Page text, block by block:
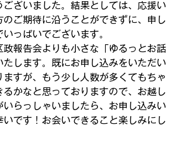
ございました。結果としては、応援い
のご期待に沿うことができずに、申し
っぱいでございます。
政報告会よりも小さな「ゆるっとお話
たします。既にお申し込みをいただい
ますが、もう少し人数が多くてもちゃ
るかなと思っておりますので、お越し
いらっしゃいましたら、お申し込みい
いです！お会いできること楽しみにし